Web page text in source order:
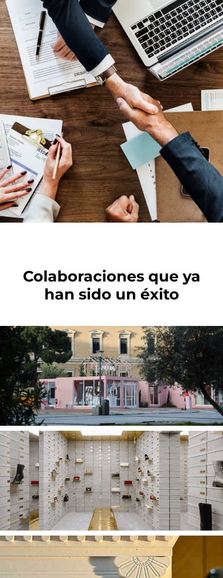
Colaboraciones que ya
han sido un éxito